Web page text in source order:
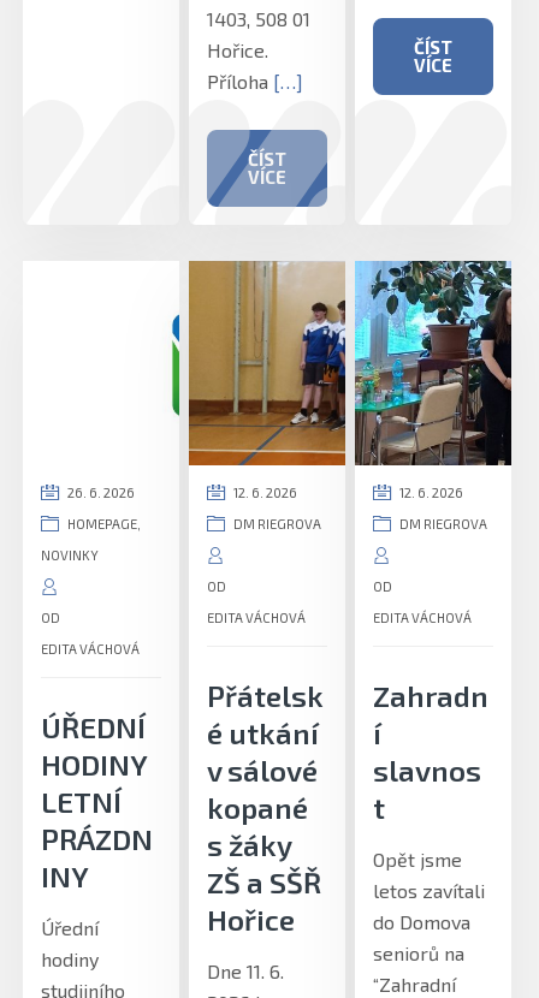
1403, 508 01
Hořice.
Příloha […]
ČÍST
VÍCE
ČÍST
VÍCE
26. 6. 2026
HOMEPAGE
NOVINKY
OD
EDITA VÁCHOVÁ
ÚŘEDNÍ
HODINY
LETNÍ
PRÁZDN
INY
Úřední
hodiny
studijního
12. 6. 2026
DM RIEGROVA
OD
EDITA VÁCHOVÁ
Přátelsk
é utkání
v sálové
kopané
s žáky
ZŠ a SŠŘ
Hořice
Dne 11. 6.
12. 6. 2026
DM RIEGROVA
OD
EDITA VÁCHOVÁ
Zahradn
í
slavnos
t
Opět jsme
letos zavítali
do Domova
seniorů na
“Zahradní